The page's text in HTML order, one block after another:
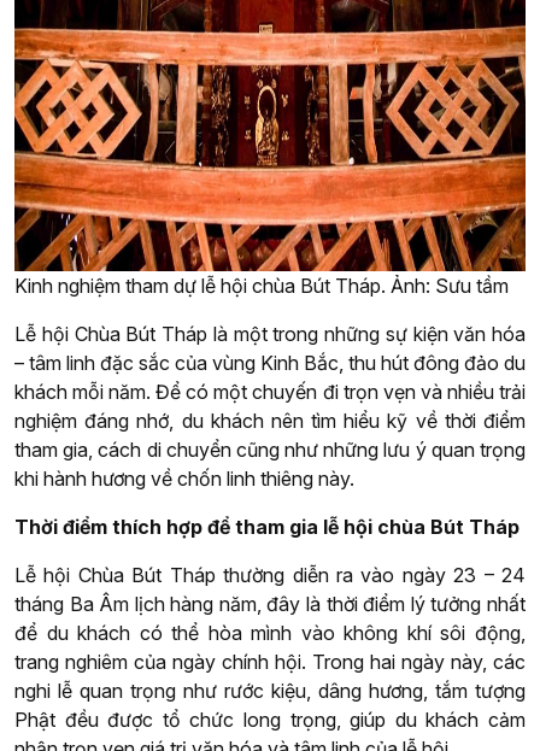
Kinh nghiệm tham dự lễ hội chùa Bút Tháp. Ảnh: Sưu tầm
Lễ hội Chùa Bút Tháp là một trong những sự kiện văn hóa
– tâm linh đặc sắc của vùng Kinh Bắc, thu hút đông đảo du
khách mỗi năm. Để có một chuyến đi trọn vẹn và nhiều trải
nghiệm đáng nhớ, du khách nên tìm hiểu kỹ về thời điểm
tham gia, cách di chuyển cũng như những lưu ý quan trọng
khi hành hương về chốn linh thiêng này.
Thời điểm thích hợp để tham gia lễ hội chùa Bút Tháp
Lễ hội Chùa Bút Tháp thường diễn ra vào ngày 23 – 24
tháng Ba Âm lịch hàng năm, đây là thời điểm lý tưởng nhất
để du khách có thể hòa mình vào không khí sôi động,
trang nghiêm của ngày chính hội. Trong hai ngày này, các
nghi lễ quan trọng như rước kiệu, dâng hương, tắm tượng
Phật đều được tổ chức long trọng, giúp du khách cảm